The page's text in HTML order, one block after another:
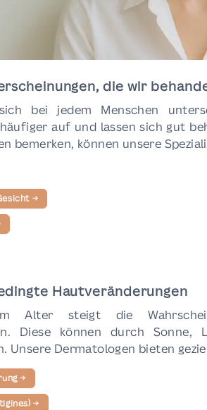
die wir
bei jedem Menschen
auf und lassen sich gut
bemerken, können unsere
→
Hautveränderungen
Alter steigt die
Diese können durch Sonne,
Unsere Dermatologen bieten
→
→